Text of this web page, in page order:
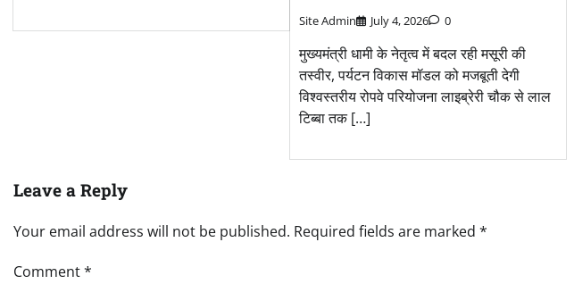
Site Admin July 4, 2026 0
मुख्यमंत्री धामी के नेतृत्व में बदल रही मसूरी की
तस्वीर, पर्यटन विकास मॉडल को मजबूती देगी
विश्वस्तरीय रोपवे परियोजना लाइब्रेरी चौक से लाल
टिब्बा तक […]
Leave a Reply
Your email address will not be published. Required fields are marked *
Comment*